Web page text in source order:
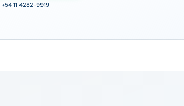
+54 11 4282-9919